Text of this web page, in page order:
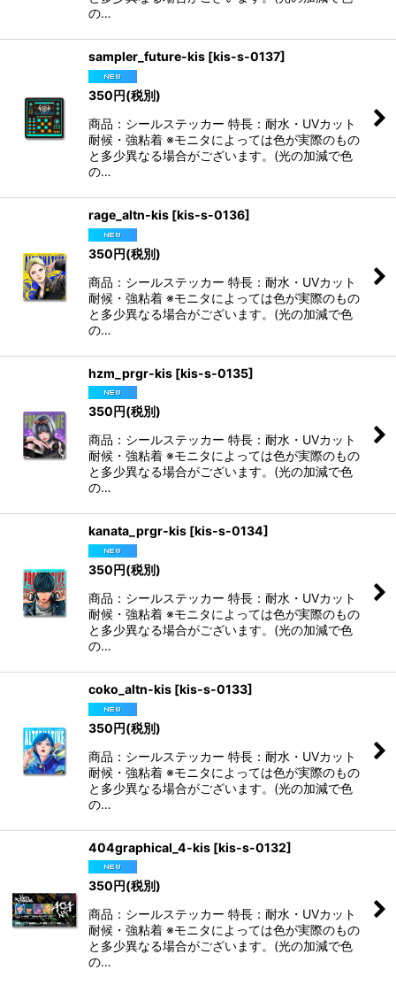
の…
sampler_future-kis [kis-s-0137]
350円(税別)
商品：シールステッカー 特長：耐水・UVカット
耐候・強粘着 ※モニタによっては色が実際のもの
と多少異なる場合がございます。(光の加減で色
の…
rage_altn-kis [kis-s-0136]
350円(税別)
商品：シールステッカー 特長：耐水・UVカット
耐候・強粘着 ※モニタによっては色が実際のもの
と多少異なる場合がございます。(光の加減で色
の…
hzm_prgr-kis [kis-s-0135]
350円(税別)
商品：シールステッカー 特長：耐水・UVカット
耐候・強粘着 ※モニタによっては色が実際のもの
と多少異なる場合がございます。(光の加減で色
の…
kanata_prgr-kis [kis-s-0134]
350円(税別)
商品：シールステッカー 特長：耐水・UVカット
耐候・強粘着 ※モニタによっては色が実際のもの
と多少異なる場合がございます。(光の加減で色
の…
coko_altn-kis [kis-s-0133]
350円(税別)
商品：シールステッカー 特長：耐水・UVカット
耐候・強粘着 ※モニタによっては色が実際のもの
と多少異なる場合がございます。(光の加減で色
の…
404graphical_4-kis [kis-s-0132]
350円(税別)
商品：シールステッカー 特長：耐水・UVカット
耐候・強粘着 ※モニタによっては色が実際のもの
と多少異なる場合がございます。(光の加減で色
の…